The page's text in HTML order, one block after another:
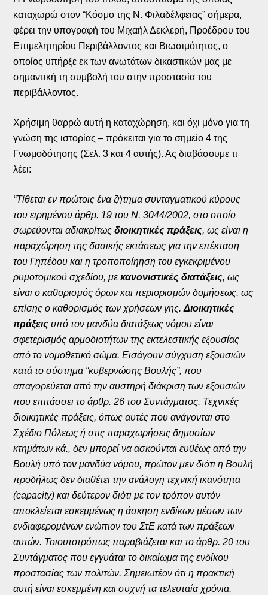
καταχωρώ στον “Κόσμο της Ν. Φιλαδέλφειας” σήμερα,
φέρει την υπογραφή του Μιχαήλ Δεκλερή, Προέδρου του
Επιμελητηρίου Περιβάλλοντος και Βιωσιμότητος, ο
οποίος υπήρξε εκ των ανωτάτων δικαστικών μας με
σημαντική τη συμβολή του στην προστασία του
περιβάλλοντος.
Χρήσιμη θαρρώ αυτή η καταχώρηση, και όχι μόνο για τη
γνώση της ιστορίας – πρόκειται για το σημείο 4 της
Γνωμοδότησης (Σελ. 3 και 4 αυτής). Ας διαβάσουμε τι
λέει:
“Τίθεται εν πρώτοις ένα ζήτημα συνταγματικού κύρους
του ειρημένου άρθρ. 19 του Ν. 3044/2002, στο οποίο
σωρεύονται αδιακρίτωςδιοικητικές πράξεις, ως είναι η
παραχώρηση της δασικής εκτάσεως για την επέκταση
του Γηπέδου και η τροποποίηηση του εγκεκριμένου
ρυμοτομικού σχεδίου, μεκανονιστικές διατάξεις, ως
είναι ο καθορισμός όρων και περιορισμών δομήσεως, ως
επίσης ο καθορισμός των χρήσεων γης.Διοικητικές
πράξεις υπό τον μανδύα διατάξεως νόμου είναι
σφετερισμός αρμοδιοτήτων της εκτελεστικής εξουσίας
από το νομοθετικό σώμα. Εισάγουν σύγχυση εξουσιών
κατά το σύστημα “κυβερνώσης Βουλής”, που
απαγορεύεται από την αυστηρή διάκριση των εξουσιών
που επιτάσσει το άρθρ. 26 του Συντάγματος. Τεχνικές
διοικητικές πράξεις, όπως αυτές που ανάγονται στο
Σχέδιο Πόλεως ή στις παραχωρήσεις δημοσίων
κτημάτων κά., δεν μπορεί να ασκούνται ευθέως από την
Βουλή υπό τον μανδύα νόμου, πρώτον μεν διότι η Βουλή
προδήλως δεν διαθέτει την ανάλογη τεχνική ικανότητα
(capacity) και δεύτερον διότι με τον τρόπον αυτόν
αποκλείεται εσκεμμένως η άσκηση ενδίκων μέσων των
ενδιαφερομένων ενώπιον του ΣτΕ κατά των πράξεων
αυτών. Τοιουτοτρόπως παραβιάζεται και το άρθρ. 20 του
Συντάγματος που εγγυάται το δικαίωμα της ενδίκου
προστασίας των πολιτών. Σημειωτέον ότι η πρακτική
αυτή είναι εσκεμμένη και συχνή τα τελευταία χρόνια,